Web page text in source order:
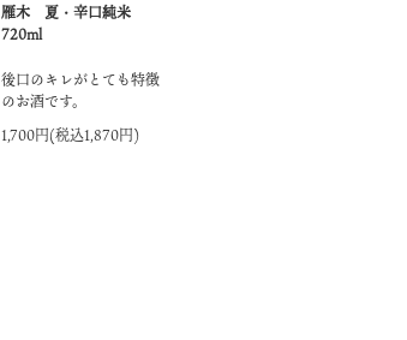
雁木 夏・辛口純米
720ml
後口のキレがとても特徴
のお酒です。
1,700円(税込1,870円)